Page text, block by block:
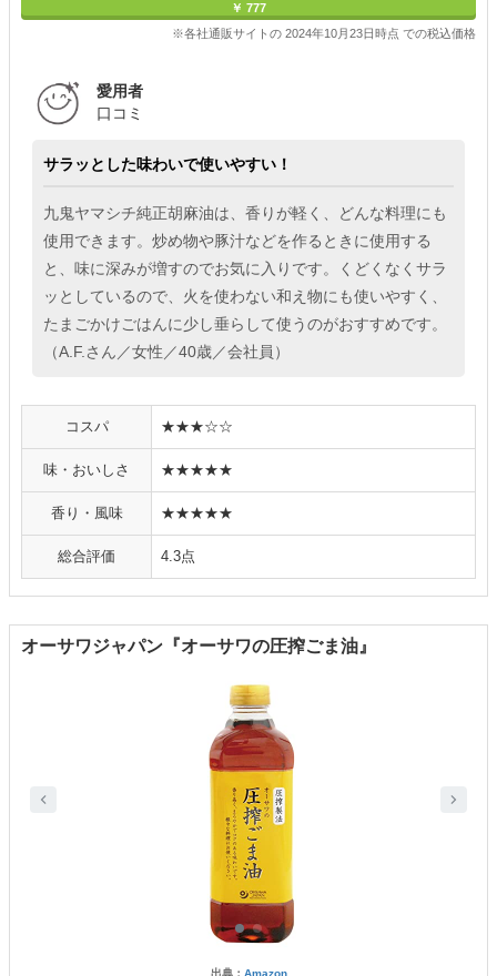
￥ 777
※各社通販サイトの 2024年10月23日時点 での税込価格
愛用者
口コミ
サラッとした味わいで使いやすい！
九鬼ヤマシチ純正胡麻油は、香りが軽く、どんな料理にも
使用できます。炒め物や豚汁などを作るときに使用する
と、味に深みが増すのでお気に入りです。くどくなくサラ
ッとしているので、火を使わない和え物にも使いやすく、
たまごかけごはんに少し垂らして使うのがおすすめです。
（A.F.さん／女性／40歳／会社員）
コスパ ★★★☆☆
味・おいしさ ★★★★★
香り・風味 ★★★★★
総合評価 4.3点
オーサワジャパン『オーサワの圧搾ごま油』